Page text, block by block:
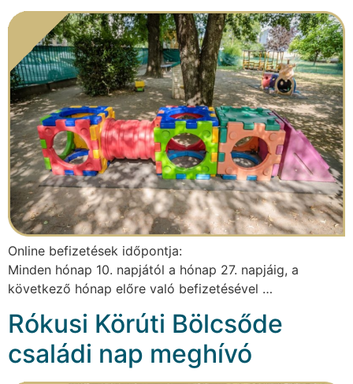
Online befizetések időpontja:
Minden hónap 10. napjától a hónap 27. napjáig, a
következő hónap előre való befizetésével …
Rókusi Körúti Bölcsőde
családi nap meghívó